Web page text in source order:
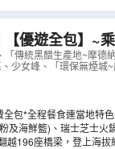
優遊全包】~
界文化遺產
食全包/無自費
傳統黑醋生產地~摩德
少女峰、「環保無煙城
包*全程餐食連當地特
及海鮮籃)、瑞士芝士
越196座橋梁，登上海